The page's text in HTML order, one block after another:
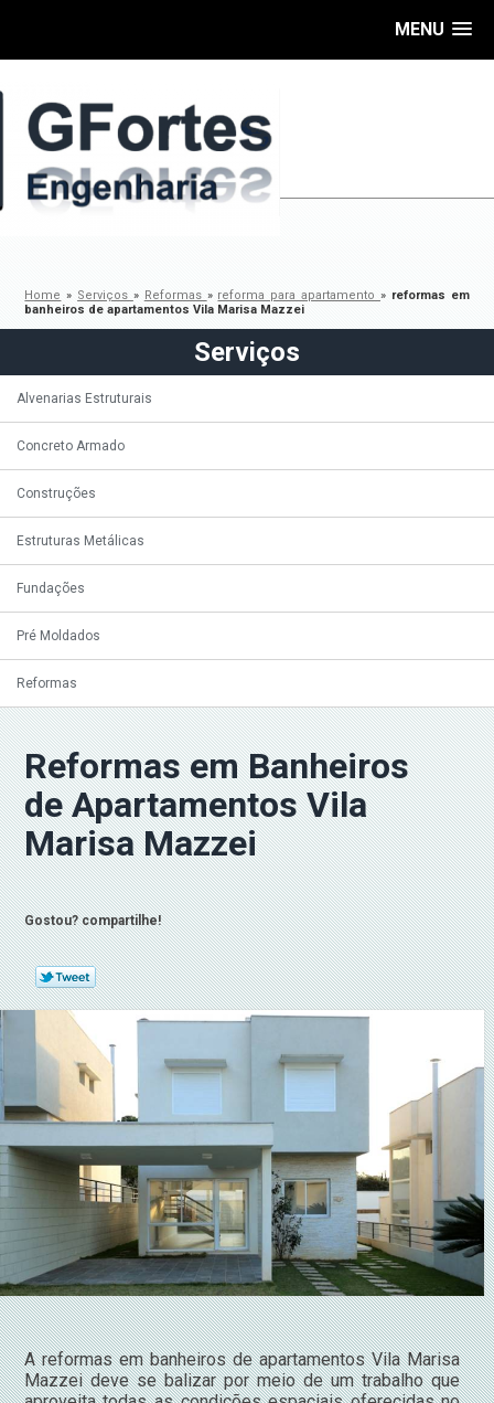
MENU
Home » Serviços » Reformas » reforma para apartamento » reformas em
banheiros de apartamentos Vila Marisa Mazzei
Serviços
Alvenarias Estruturais
Concreto Armado
Construções
Estruturas Metálicas
Fundações
Pré Moldados
Reformas
Reformas em Banheiros
de Apartamentos Vila
Marisa Mazzei
Gostou? compartilhe!
A reformas em banheiros de apartamentos Vila Marisa
Mazzei deve se balizar por meio de um trabalho que